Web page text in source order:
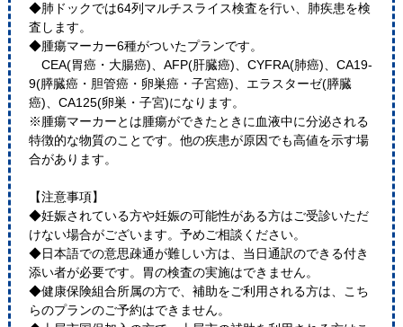
◆肺ドックでは64列マルチスライス検査を行い、肺疾患を検
査します。
◆腫瘍マーカー6種がついたプランです。
CEA(胃癌・大腸癌)、AFP(肝臓癌)、CYFRA(肺癌)、CA19-
9(膵臓癌・胆管癌・卵巣癌・子宮癌)、エラスターゼ(膵臓
癌)、CA125(卵巣・子宮)になります。
※腫瘍マーカーとは腫瘍ができたときに血液中に分泌される
特徴的な物質のことです。他の疾患が原因でも高値を示す場
合があります。
【注意事項】
◆妊娠されている方や妊娠の可能性がある方はご受診いただ
けない場合がございます。予めご相談ください。
◆日本語での意思疎通が難しい方は、当日通訳のできる付き
添い者が必要です。胃の検査の実施はできません。
◆健康保険組合所属の方で、補助をご利用される方は、こち
らのプランのご予約はできません。